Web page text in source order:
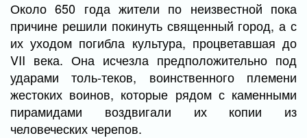
Около 650 года жители по неизвестной пока
причине решили покинуть священный город, а с
их уходом погибла культура, процветавшая до
VII века. Она исчезла предположительно под
ударами толь-теков, воинственного племени
жестоких воинов, которые рядом с каменными
пирамидами воздвигали их копии из
человеческих черепов.